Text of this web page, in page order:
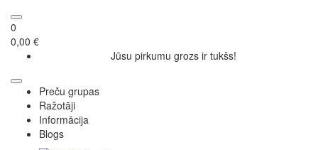
0
0,00 €
Jūsu pirkumu grozs ir tukšs!
Preču grupas
Ražotāji
Informācija
Blogs